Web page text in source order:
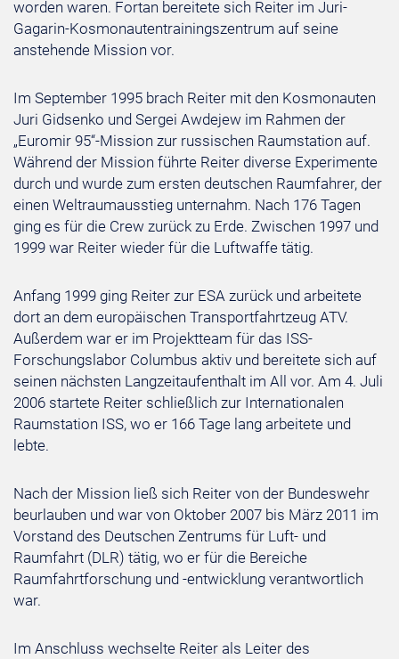
worden waren. Fortan bereitete sich Reiter im Juri-
Gagarin-Kosmonautentrainingszentrum auf seine
anstehende Mission vor.
Im September 1995 brach Reiter mit den Kosmonauten
Juri Gidsenko und Sergei Awdejew im Rahmen der
„Euromir 95“-Mission zur russischen Raumstation auf.
Während der Mission führte Reiter diverse Experimente
durch und wurde zum ersten deutschen Raumfahrer, der
einen Weltraumausstieg unternahm. Nach 176 Tagen
ging es für die Crew zurück zu Erde. Zwischen 1997 und
1999 war Reiter wieder für die Luftwaffe tätig.
Anfang 1999 ging Reiter zur ESA zurück und arbeitete
dort an dem europäischen Transportfahrtzeug ATV.
Außerdem war er im Projektteam für das ISS-
Forschungslabor Columbus aktiv und bereitete sich auf
seinen nächsten Langzeitaufenthalt im All vor. Am 4. Juli
2006 startete Reiter schließlich zur Internationalen
Raumstation ISS, wo er 166 Tage lang arbeitete und
lebte.
Nach der Mission ließ sich Reiter von der Bundeswehr
beurlauben und war von Oktober 2007 bis März 2011 im
Vorstand des Deutschen Zentrums für Luft- und
Raumfahrt (DLR) tätig, wo er für die Bereiche
Raumfahrtforschung und -entwicklung verantwortlich
war.
Im Anschluss wechselte Reiter als Leiter des